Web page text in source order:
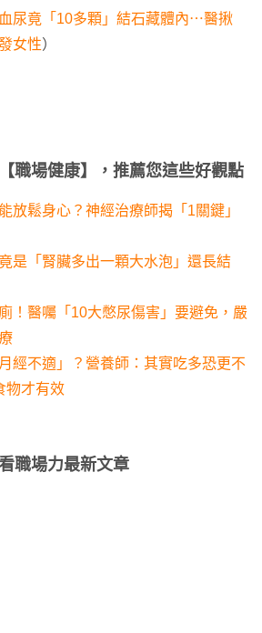
尿竟「10多顆」結石藏體內⋯醫揪
女性）
職場健康】，推薦您這些好觀點
放鬆身心？神經治療師揭「1關鍵」
是「腎臟多出一顆大水泡」還長結
！醫囑「10大憋尿傷害」要避免，嚴
經不適」？營養師：其實吃多恐更不
物才有效
職場力最新文章